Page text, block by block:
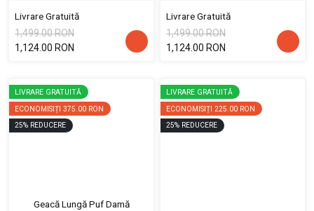
Livrare Gratuită
1,499.00 RON
1,124.00 RON
Livrare Gratuită
1,499.00 RON
1,124.00 RON
LIVRARE GRATUITĂ
ECONOMISIȚI 375.00 RON
25% REDUCERE
Geacă Lungă Puf Damă
LIVRARE GRATUITĂ
ECONOMISIȚI 225.00 RON
25% REDUCERE